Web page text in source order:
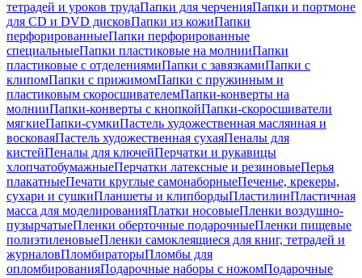
тетрадей и уроков трудаПапки для черченияПапки и портмоне
для CD и DVD дисковПапки из кожиПапки
перфорированныеПапки перфорированные
специальныеПапки пластиковые на молнииПапки
пластиковые с отделениямиПапки с завязкамиПапки с
клипомПапки с прижимомПапки с пружинным и
пластиковым скоросшивателемПапки-конверты на
молнииПапки-конверты с кнопкойПапки-скоросшиватели
мягкиеПапки-сумкиПастель художественная маслянная и
восковаяПастель художественная сухаяПеналы для
кистейПеналы для ключейПерчатки и рукавицы
хлопчатобумажныеПерчатки латексные и резиновыеПерья
плакатныеПечати круглые самонаборныеПеченье, крекеры,
сухари и сушкиПланшеты и клипбордыПластилинПластичная
масса для моделированияПлатки носовыеПленки воздушно-
пузырчатыеПленки оберточные подарочныеПленки пищевые
полиэтиленовыеПленки самоклеящиеся для книг, тетрадей и
журналовПломбираторыПломбы для
опломбированияПодарочные наборы с ножомПодарочные